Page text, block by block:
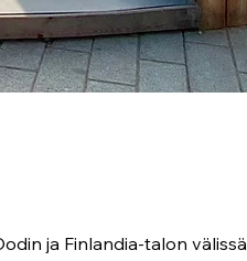
ja Finlandia-talon välissä